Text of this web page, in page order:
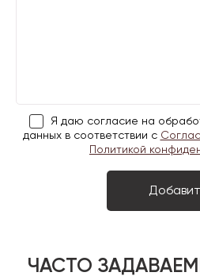
Я даю согласие на
данных в соответствии с
Политикой
ЧАСТО